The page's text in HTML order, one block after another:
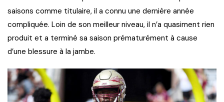
saisons comme titulaire, il a connu une dernière année
compliquée. Loin de son meilleur niveau, il n’a quasiment rien
produit et a terminé sa saison prématurément à cause
d’une blessure à la jambe.